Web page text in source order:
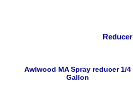
Reducer
Awlwood MA Spray reducer 1/4
Gallon